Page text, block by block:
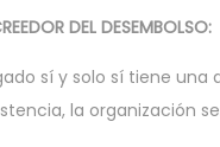
DEL DESEMBOLSO:
sí y solo sí tiene
la organización